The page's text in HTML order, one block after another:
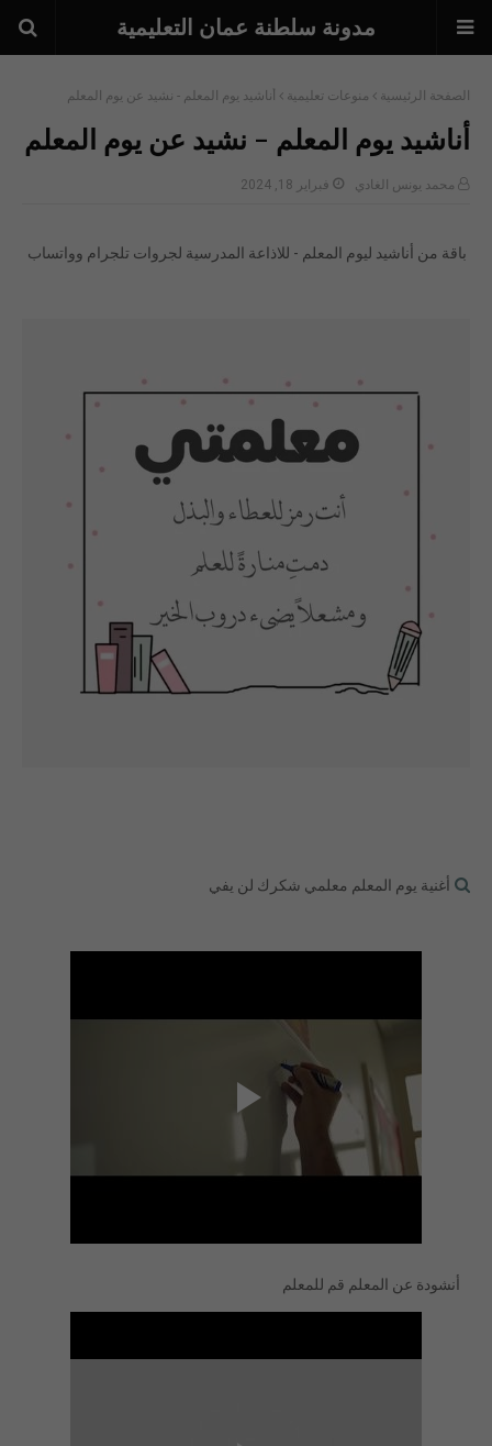
مدونة سلطنة عمان التعليمية
الصفحة الرئيسية منوعات تعليمية أناشيد يوم المعلم - نشيد عن يوم المعلم
أناشيد يوم المعلم - نشيد عن يوم المعلم
محمد يونس الغادي فبراير 18, 2024
باقة من أناشيد ليوم المعلم - للاذاعة المدرسية لجروات تلجرام وواتساب
أغنية يوم المعلم معلمي شكرك لن يفي
أنشودة عن المعلم قم للمعلم